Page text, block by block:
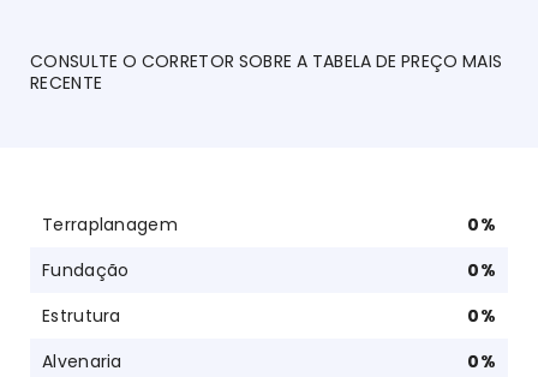
CONSULTE O CORRETOR SOBRE A TABELA DE PREÇO MAIS
RECENTE
Terraplanagem 0%
Fundação
0%
Estrutura
0%
Alvenaria
0%